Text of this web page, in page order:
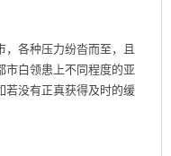
各种压力纷沓而至，且
市白领患上不同程度的亚
若没有正真获得及时的缓